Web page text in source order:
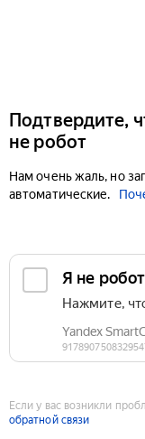
Подтвердите,
не робот
Нам очень жаль, но
автоматические.
Если у вас возникли
обратной связи